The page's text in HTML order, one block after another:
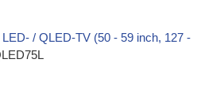
LED- / QLED-TV (50 - 59 inch, 127 -